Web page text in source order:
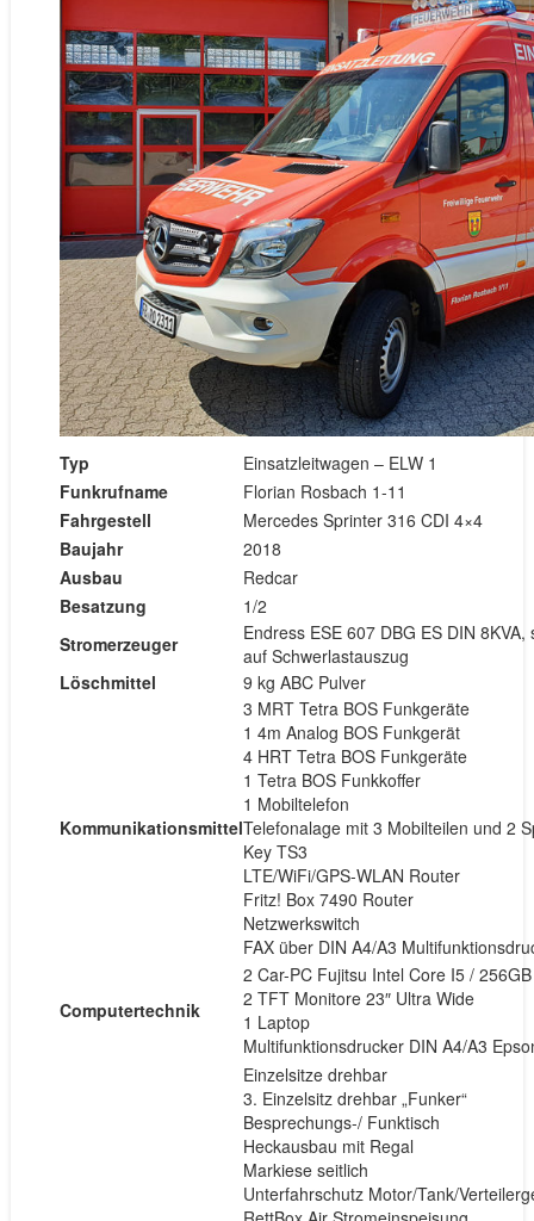
Typ
Einsatzleitwagen – ELW 1
Funkrufname
Florian Rosbach 1-11
Fahrgestell
Mercedes Sprinter 316 CDI 4×4
Baujahr
2018
Ausbau
Redcar
Besatzung
1/2
Stromerzeuger
Endress ESE 607 DBG ES DIN
auf Schwerlastauszug
Löschmittel
9 kg ABC Pulver
Kommunikationsmittel
3 MRT Tetra BOS Funkgeräte
1 4m Analog BOS Funkgerät
4 HRT Tetra BOS Funkgeräte
1 Tetra BOS Funkkoffer
1 Mobiltelefon
Telefonalage mit 3 Mobilteilen und 2
Key TS3
LTE/WiFi/GPS-WLAN Router
Fritz! Box 7490 Router
Netzwerkswitch
FAX über DIN A4/A3
Computertechnik
2 Car-PC Fujitsu Intel Core I5 /
2 TFT Monitore 23″ Ultra Wide
1 Laptop
Multifunktionsdrucker DIN A4/A3
Einzelsitze drehbar
3. Einzelsitz drehbar „Funker“
Besprechungs-/ Funktisch
Heckausbau mit Regal
Markiese seitlich
Unterfahrschutz Motor/Tank/